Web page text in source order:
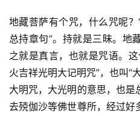
地藏菩萨有个咒，什么咒呢
总持章句”。持就是三昧。地
之就是真言，也就是咒语。
火吉祥光明大记明咒”，也叫“
大明咒，大光明的意思，也
去殑伽沙等佛世尊所，经过